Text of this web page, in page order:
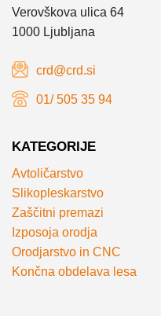
Verovškova ulica 64
1000 Ljubljana
crd@crd.si
01/ 505 35 94
KATEGORIJE
Avtoličarstvo
Slikopleskarstvo
Zaščitni premazi
Izposoja orodja
Orodjarstvo in CNC
Končna obdelava lesa